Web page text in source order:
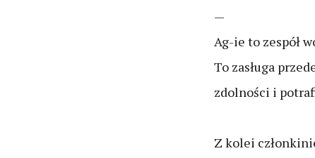
—
Ag-ie to zespół
To zasługa
zdolności i
Z kolei